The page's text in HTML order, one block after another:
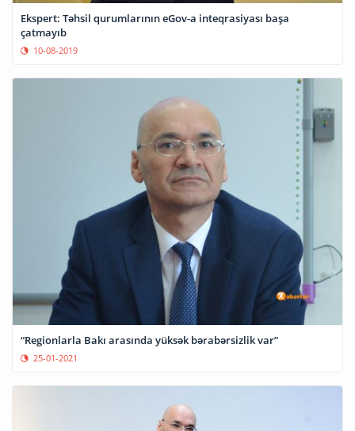
Ekspert: Təhsil qurumlarının eGov-a inteqrasiyası başa
çatmayıb
10-08-2019
“Regionlarla Bakı arasında yüksək bərabərsizlik var”
25-01-2021